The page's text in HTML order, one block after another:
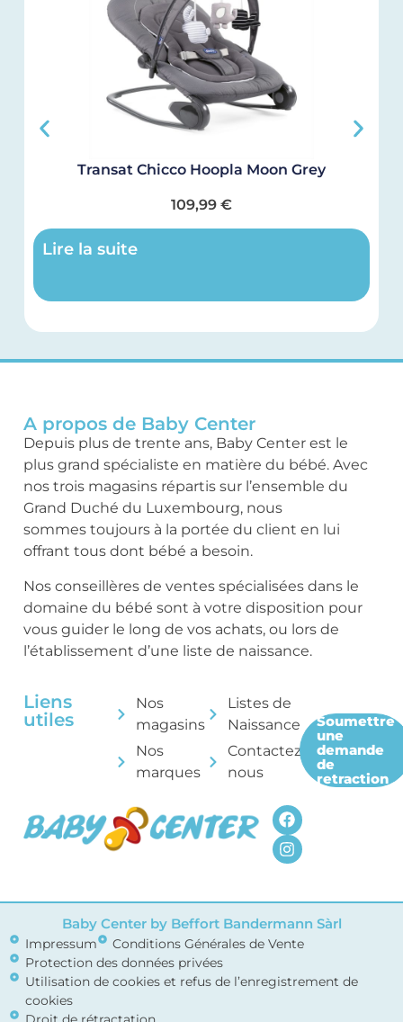
Transat Chicco Hoopla Moon Grey
109,99 €
Lire la suite
A propos de Baby Center
Depuis plus de trente ans, Baby Center est le
plus grand spécialiste en matière du bébé. Avec
nos trois magasins répartis sur l’ensemble du
Grand Duché du Luxembourg, nous
sommes toujours à la portée du client en lui
offrant tous dont bébé a besoin.
Nos conseillères de ventes spécialisées dans le
domaine du bébé sont à votre disposition pour
vous guider le long de vos achats, ou lors de
l’établissement d’une liste de naissance.
Liens
utiles
Nos
magasins
Nos
marques
Listes de
Naissance
Contactez-
nous
Soumettre
une
demande
de
retraction
Baby Center by Beffort Bandermann Sàrl
Impressum
Conditions Générales de Vente
Protection des données privées
Utilisation de cookies et refus de l’enregistrement de
cookies